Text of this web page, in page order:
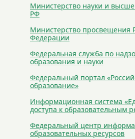
Министерство науки и
РФ
Министерство просвещения
Федерации
Федеральная служба по
образования и науки
Федеральный портал
образование»
Информационная система
доступа к образовательным
Федеральный центр
образовательных ресурсов